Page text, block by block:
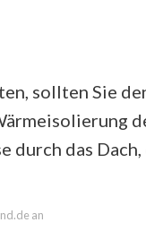
sollten Sie
durch das Dach,
an